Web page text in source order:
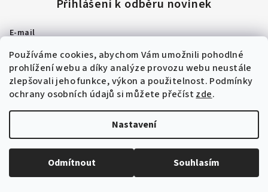
Používáme cookies, abychom Vám umožnili pohodlné
prohlížení webu a díky analýze provozu webu neustále
zlepšovali jeho funkce, výkon a použitelnost. Podmínky
ochrany osobních údajů si můžete přečíst zde.
Nastavení
Odmítnout Souhlasím
E-mail
Vložením e-mailu souhlasíte s podmínkami ochrany osobních údajů
Přihlásit se
help
Nejčastější dotazy
description